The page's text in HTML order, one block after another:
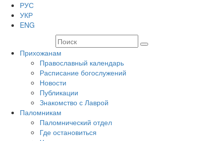
РУС
УКР
ENG
Прихожанам
Православный календарь
Расписание богослужений
Новости
Публикации
Знакомство с Лаврой
Паломникам
Паломнический отдел
Где остановиться